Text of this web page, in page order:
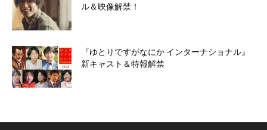
ル＆映像解禁！
『ゆとりですがなにか インターナショナル』
新キャスト＆特報解禁